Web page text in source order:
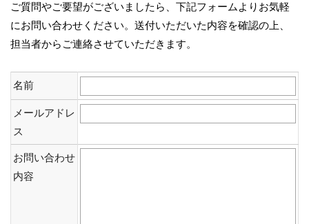
ご質問やご要望がございましたら、下記フォームよりお気軽
にお問い合わせください。送付いただいた内容を確認の上、
担当者からご連絡させていただきます。
名前
メールアドレ
ス
お問い合わせ
内容